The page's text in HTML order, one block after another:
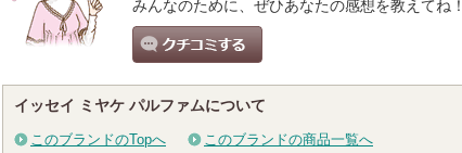
みんなのために、ぜひあなたの感想を教えてね！
イッセイ ミヤケ パルファムについて
このブランドのTopへ このブランドの商品一覧へ